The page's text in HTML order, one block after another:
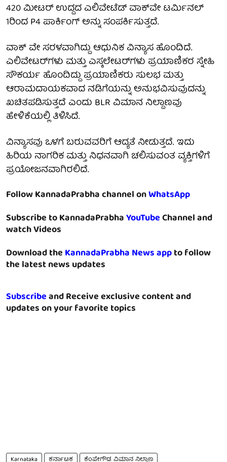
420 ಮೀಟರ್ ಉದ್ದದ ಎಲಿವೇಟೆಡ್ ವಾಕ್‌ವೇ ಟರ್ಮಿನಲ್
1ರಿಂದ P4 ಪಾರ್ಕಿಂಗ್ ಅನ್ನು ಸಂಪರ್ಕಿಸುತ್ತದೆ.
ವಾಕ್ ವೇ ಸರಳವಾಗಿದ್ದು ಆಧುನಿಕ ವಿನ್ಯಾಸ ಹೊಂದಿದೆ.
ಎಲಿವೇಟರ್‌ಗಳು ಮತ್ತು ಎಸ್ಕಲೇಟರ್‌ಗಳು ಪ್ರಯಾಣಿಕರ ಸ್ನೇಹಿ
ಸೌಕರ್ಯ ಹೊಂದಿದ್ದು ಪ್ರಯಾಣಿಕರು ಸುಲಭ ಮತ್ತು
ಆರಾಮದಾಯಕವಾದ ನಡಿಗೆಯನ್ನು ಅನುಭವಿಸುವುದನ್ನು
ಖಚಿತಪಡಿಸುತ್ತದೆ ಎಂದು BLR ವಿಮಾನ ನಿಲ್ದಾಣವು
ಹೇಳಿಕೆಯಲ್ಲಿ ತಿಳಿಸಿದೆ.
ವಿನ್ಯಾಸವು ಒಳಗೆ ಬರುವವರಿಗೆ ಆದ್ಯತೆ ನೀಡುತ್ತದೆ. ಇದು
ಹಿರಿಯ ನಾಗರಿಕ ಮತ್ತು ನಿಧನವಾಗಿ ಚಲಿಸುವಂತ ವ್ಯಕ್ತಿಗಳಿಗೆ
ಪ್ರಯೋಜನವಾಗಿರಲಿದೆ.
Follow KannadaPrabha channel onWhatsApp
Subscribe to KannadaPrabhaYouTubeChannel and
watch Videos
Download theKannadaPrabha News appto follow
the latest news updates
Subscribeand Receive exclusive content and
updates on your favorite topics
Karnataka ಕರ್ನಾಟಕ ಕೆಂಪೇಗೌಡ ವಿಮಾನ ನಿಲ್ದಾಣ